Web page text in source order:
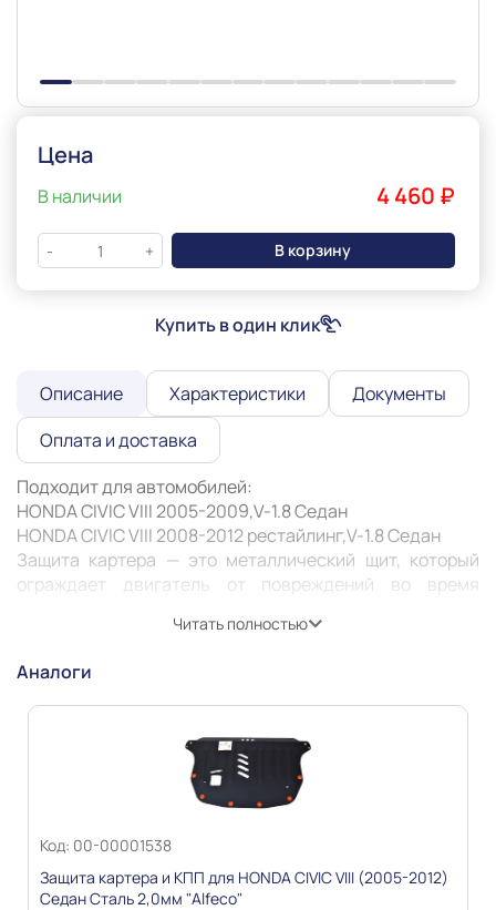
Цена
В наличии 4 460 ₽
- + В корзину
Купить в один клик
Описание Характеристики
Документы
Оплата и доставка
Подходит для автомобилей:
HONDA CIVIC VIII 2005-2009,V-1.8 Cедан
HONDA CIVIC VIII 2008-2012 рестайлинг,V-1.8 Cедан
Защита картера — это металлический щит, который
ограждает двигатель от повреждений во время
неровным дорогам или с препятствиями: снег, грязь,
пробитие картера, продлить его жизнь и жизнь
Информация о технических характеристиках,
комплекте поставки, стране изготовления, внешнем
основывается на последних доступных к моменту
публикации сведениях
Читать полностью
Аналоги
Код: 00-00001538
Защита картера и КПП для HONDA CIVIC VIII (2005-2012)
Седан Сталь 2,0мм "Alfeco"